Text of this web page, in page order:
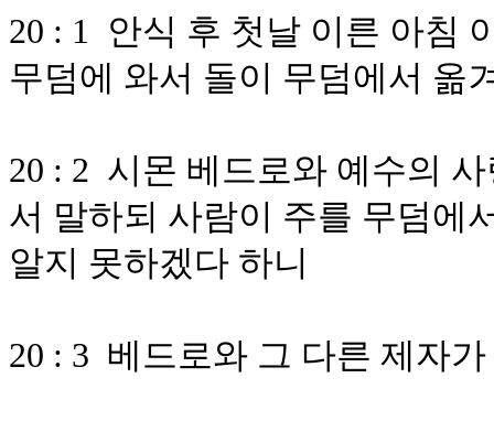
20 : 1 안식 후 첫날 이른 아침
무덤에 와서 돌이 무덤에서 옮
20 : 2 시몬 베드로와 예수의
서 말하되 사람이 주를 무덤에
알지 못하겠다 하니
20 : 3 베드로와 그 다른 제자